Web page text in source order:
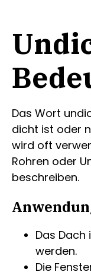
Das Wort
dicht ist oder
wird oft
Rohren oder
beschreiben.
Das
werden.
Die